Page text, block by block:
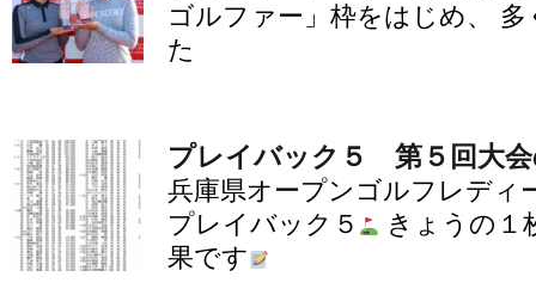
ゴルファー」枠をはじめ、
た
プレイバック５ 第５回大会
兵庫県オープンゴルフレディ
プレイバック５
きょうの１
果です